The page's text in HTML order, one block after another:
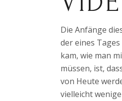
Die Anfänge
der eines
kam, wie man
müssen, ist,
von Heute
vielleicht